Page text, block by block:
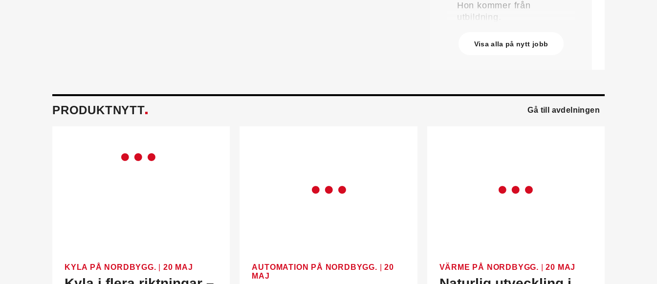
Hon kommer från
utbildning.
affärschef för Service på
roll på Swegon.
Mathias Anderssonär ny
Oskar Lennerär ny
Daniel Ellisonär ny vd
Visa alla på nytt jobb
PRODUKTNYTT Gå till avdelningen
KYLA PÅ NORDBYGG. 20 MAJ AUTOMATION PÅ NORDBYGG.
20
MAJ
VÄRME PÅ NORDBYGG. 20 MAJ